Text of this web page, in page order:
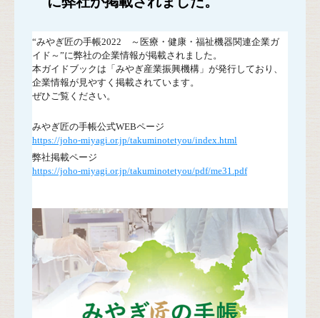
“みやぎ匠の手帳2022 ～医療・健康・福祉機器関連企業ガ
イド～”に弊社の企業情報が掲載されました。
本ガイドブックは「みやぎ産業振興機構」が発行しており、
企業情報が見やすく掲載されています。
ぜひご覧ください。
みやぎ匠の手帳公式WEBページ
https://joho-miyagi.or.jp/takuminotetyou/index.html
弊社掲載ページ
https://joho-miyagi.or.jp/takuminotetyou/pdf/me31.pdf